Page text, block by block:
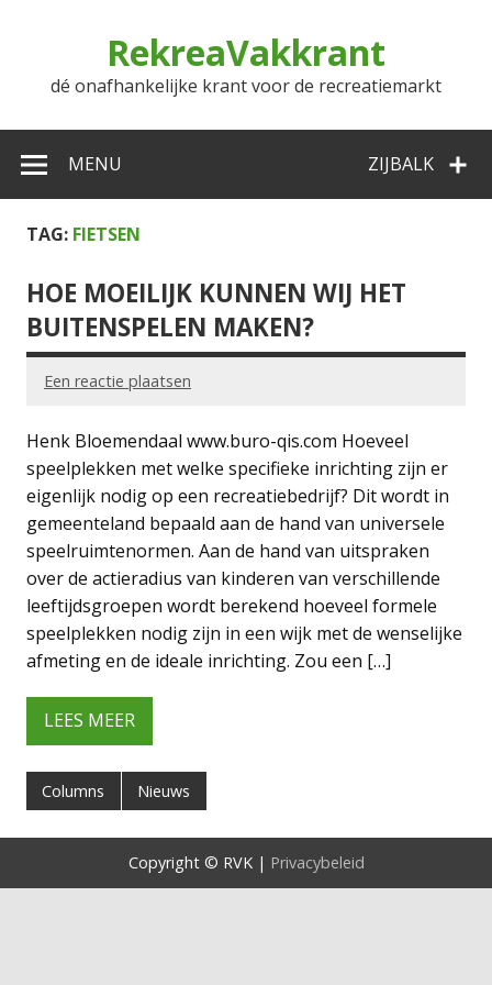
RekreaVakkrant
dé onafhankelijke krant voor de recreatiemarkt
ZIJBALK
MENU
TAG: FIETSEN
HOE MOEILIJK KUNNEN WIJ HET
BUITENSPELEN MAKEN?
Een reactie plaatsen
Henk Bloemendaal www.buro-qis.com Hoeveel
speelplekken met welke specifieke inrichting zijn er
eigenlijk nodig op een recreatiebedrijf? Dit wordt in
gemeenteland bepaald aan de hand van universele
speelruimtenormen. Aan de hand van uitspraken
over de actieradius van kinderen van verschillende
leeftijdsgroepen wordt berekend hoeveel formele
speelplekken nodig zijn in een wijk met de wenselijke
afmeting en de ideale inrichting. Zou een […]
LEES MEER
Columns Nieuws
Copyright © RVK | Privacybeleid